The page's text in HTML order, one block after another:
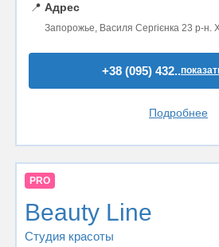
📍 Адрес
Запорожье, Василя Сергієнка 23 р-н.
+38 (095) 432..
Подробнее
PRO
Beauty Line
Студия красоты